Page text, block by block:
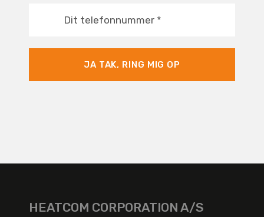
Dit telefonnummer *
JA TAK, RING MIG OP
HEATCOM CORPORATION A/S